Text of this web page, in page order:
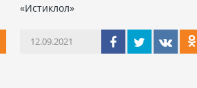
«Истиклол»
12.09.2021